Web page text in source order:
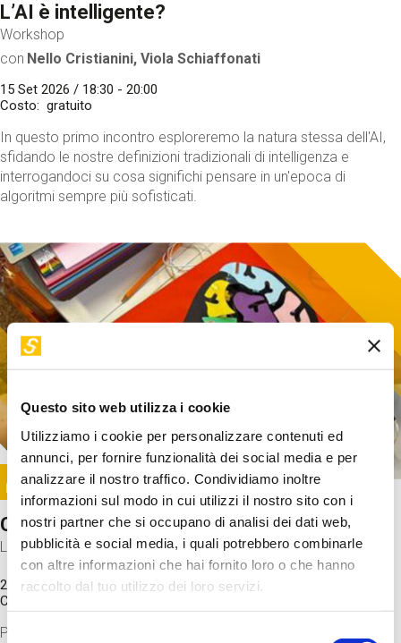
Questo sito web utilizza i cookie
Utilizziamo i cookie per personalizzare contenuti ed
annunci, per fornire funzionalità dei social media e per
analizzare il nostro traffico. Condividiamo inoltre
informazioni sul modo in cui utilizzi il nostro sito con i
nostri partner che si occupano di analisi dei dati web,
pubblicità e social media, i quali potrebbero combinarle
con altre informazioni che hai fornito loro o che hanno
raccolto dal tuo utilizzo dei loro servizi.
Selezione
L’AI è intelligente?
Workshop
con Nello Cristianini, Viola Schiaffonati
15 Set 2026 / 18:30 - 20:00
Costo
gratuito
In questo primo incontro esploreremo la natura stessa dell'AI,
sfidando le nostre definizioni tradizionali di intelligenza e
interrogandoci su cosa significhi pensare in un'epoca di
algoritmi sempre più sofisticati.
Image
SUNDAY@STEP
Come funziona il cervello?
Laboratorio
20 Set 2026 / 11:15 - 13:00
Costo
Proveremo a costruire un cervello in cartoncino cercando di